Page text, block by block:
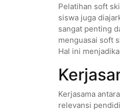
Pelatihan soft
siswa juga
sangat penting
menguasai soft
Hal ini
Kerjasama
relevansi